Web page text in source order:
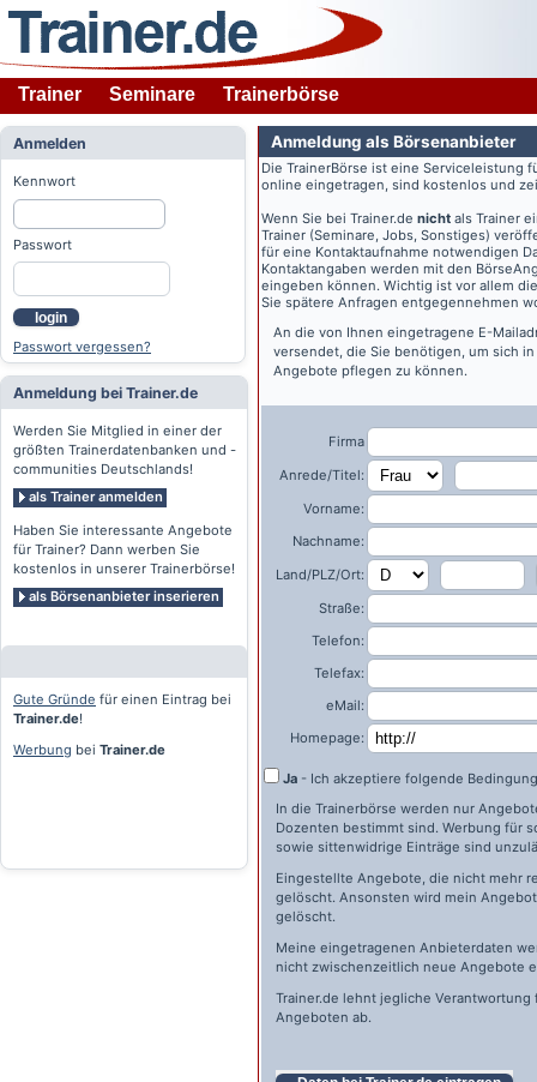
Trainer Seminare Trainerbörse
Anmelden
Kennwort
Passwort
login
Passwort vergessen?
Anmeldung bei Trainer.de
Werden Sie Mitglied in einer der
größten Trainerdatenbanken und -
communities Deutschlands!
als Trainer anmelden
Haben Sie interessante Angebote
für Trainer? Dann werben Sie
kostenlos in unserer Trainerbörse!
als Börsenanbieter inserieren
Gute Gründe für einen Eintrag bei
Trainer.de!
Werbung bei Trainer.de
Anmeldung als Börsenanbieter
Die TrainerBörse ist eine Serviceleistung
online eingetragen, sind kostenlos und
Wenn Sie bei Trainer.de nicht als Trainer
Trainer (Seminare, Jobs, Sonstiges)
für eine Kontaktaufnahme notwendigen
Kontaktangaben werden mit den
eingeben können. Wichtig ist vor allem
Sie spätere Anfragen entgegennehmen
An die von Ihnen eingetragene E-
versendet, die Sie benötigen, um sich
Angebote pflegen zu können.
Firma
Anrede/Titel:
Vorname:
Nachname:
Land/PLZ/Ort:
Straße:
Telefon:
Telefax:
eMail:
Homepage:
Ja - Ich akzeptiere folgende
In die Trainerbörse werden nur
Dozenten bestimmt sind. Werbung für
sowie sittenwidrige Einträge sind
Eingestellte Angebote, die nicht mehr
gelöscht. Ansonsten wird mein
gelöscht.
Meine eingetragenen Anbieterdaten
nicht zwischenzeitlich neue Angebote
Trainer.de lehnt jegliche
Angeboten ab.